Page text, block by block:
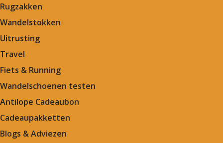
Rugzakken
Wandelstokken
Uitrusting
Travel
Fiets & Running
Wandelschoenen testen
Antilope Cadeaubon
Cadeaupakketten
Blogs & Adviezen